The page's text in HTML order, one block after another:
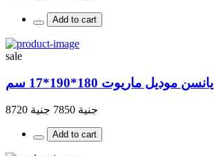
Add to cart
sale
موديل ماريوت 180*190*17 سم
جنية 7850 جنية 8720
Add to cart